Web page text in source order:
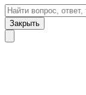
Закрыть